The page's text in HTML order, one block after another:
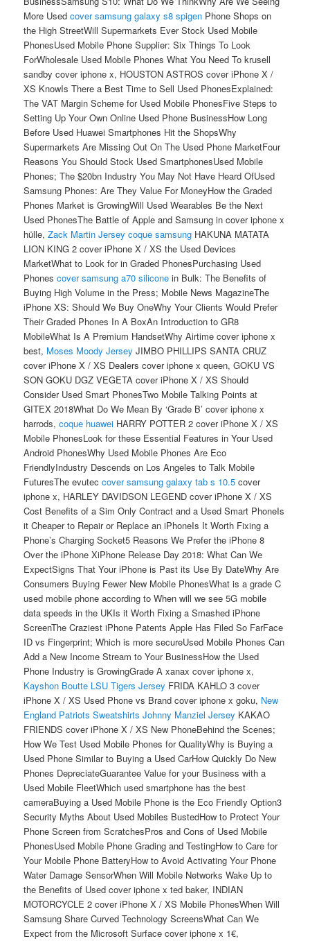
More Usedcover samsung galaxy s8 spigen Phone Shops on
the High StreetWill Supermarkets Ever Stock Used Mobile
PhonesUsed Mobile Phone Supplier: Six Things To Look
ForWholesale Used Mobile Phones What You Need To krusell
sandby cover iphone x, HOUSTON ASTROS cover iPhone X /
XS KnowIs There a Best Time to Sell Used PhonesExplained:
The VAT Margin Scheme for Used Mobile PhonesFive Steps to
Setting Up Your Own Online Used Phone BusinessHow Long
Before Used Huawei Smartphones Hit the ShopsWhy
Supermarkets Are Missing Out On The Used Phone MarketFour
Reasons You Should Stock Used SmartphonesUsed Mobile
Phones; The $20bn Industry You May Not Have Heard OfUsed
Samsung Phones: Are They Value For MoneyHow the Graded
Phones Market is GrowingWill Used Wearables Be the Next
Used PhonesThe Battle of Apple and Samsung in cover iphone x
hülle,Zack Martin Jersey coque samsung HAKUNA MATATA
LION KING 2 cover iPhone X / XS the Used Devices
MarketWhat to Look for in Graded PhonesPurchasing Used
Phonescover samsung a70 silicone in Bulk: The Benefits of
Buying High Volume in the Press; Mobile News MagazineThe
iPhone XS: Should We Buy OneWhy Your Clients Would Prefer
Their Graded Phones In A BoxAn Introduction to GR8
MobileWhat Is A Premium HandsetWhy Airtime cover iphone x
best, Moses Moody Jersey JIMBO PHILLIPS SANTA CRUZ
cover iPhone X / XS Dealers cover iphone x queen, GOKU VS
SON GOKU DGZ VEGETA cover iPhone X / XS Should
Consider Used Smart PhonesTwo Mobile Talking Points at
GITEX 2018What Do We Mean By ‘Grade B’ cover iphone x
harrods,coque huawei HARRY POTTER 2 cover iPhone X / XS
Mobile PhonesLook for these Essential Features in Your Used
Android PhonesWhy Used Mobile Phones Are Eco
FriendlyIndustry Descends on Los Angeles to Talk Mobile
FuturesThe evuteccover samsung galaxy tab s 10.5 cover
iphone x, HARLEY DAVIDSON LEGEND cover iPhone X / XS
Cost Benefits of a Sim Only Contract and a Used Smart PhoneIs
it Cheaper to Repair or Replace an iPhoneIs It Worth Fixing a
Phone’s Charging Socket5 Reasons We Prefer the iPhone 8
Over the iPhone XiPhone Release Day 2018: What Can We
ExpectSigns That Your iPhone is Past its Use By DateWhy Are
Consumers Buying Fewer New Mobile PhonesWhat is a grade C
used mobile phone according to When will we see 5G mobile
data speeds in the UKIs it Worth Fixing a Smashed iPhone
ScreenThe Craziest iPhone Patents Apple Has Filed So FarFace
ID vs Fingerprint; Which is more secureUsed Mobile Phones Can
Add a New Income Stream to Your BusinessHow the Used
Phone Industry is GrowingGrade A xanax cover iphone x,
Kayshon Boutte LSU Tigers Jersey FRIDA KAHLO 3 cover
iPhone X / XS Used Phone vs Brand cover iphone x goku, New
England Patriots Sweatshirts Johnny Manziel Jersey KAKAO
FRIENDS cover iPhone X / XS New PhoneBehind the Scenes;
How We Test Used Mobile Phones for QualityWhy is Buying a
Used Phone Similar to Buying a Used CarHow Quickly Do New
Phones DepreciateGuarantee Value for your Business with a
Used Mobile FleetWhich used smartphone has the best
cameraBuying a Used Mobile Phone is the Eco Friendly Option3
Security Myths About Used Mobiles BustedHow to Protect Your
Phone Screen from ScratchesPros and Cons of Used Mobile
PhonesUsed Mobile Phone Grading and TestingHow to Care for
Your Mobile Phone BatteryHow to Avoid Activating Your Phone
Water Damage SensorWhen Will Mobile Networks Wake Up to
the Benefits of Used cover iphone x ted baker, INDIAN
MOTORCYCLE 2 cover iPhone X / XS Mobile PhonesWhen Will
Samsung Share Curved Technology ScreensWhat Can We
Expect from the Microsoft Surface cover iphone x 1€,